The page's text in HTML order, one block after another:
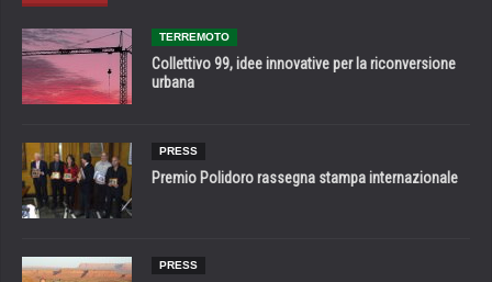
TERREMOTO
Collettivo 99, idee innovative per la riconversione
urbana
PRESS
Premio Polidoro rassegna stampa internazionale
PRESS